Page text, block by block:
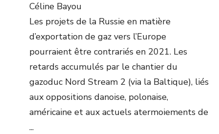
Céline Bayou
Les projets de la Russie en matière
d’exportation de gaz vers l’Europe
pourraient être contrariés en 2021. Les
retards accumulés par le chantier du
gazoduc Nord Stream 2 (via la Baltique), liés
aux oppositions danoise, polonaise,
américaine et aux actuels atermoiements de
...